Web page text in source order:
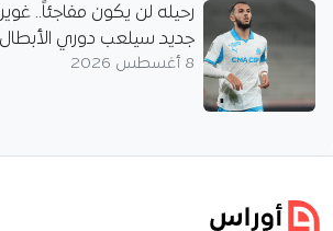
رحيله لن يكون مفاجئاً..
جديد سيلعب دوري الأبطال
8 أغسطس 2026